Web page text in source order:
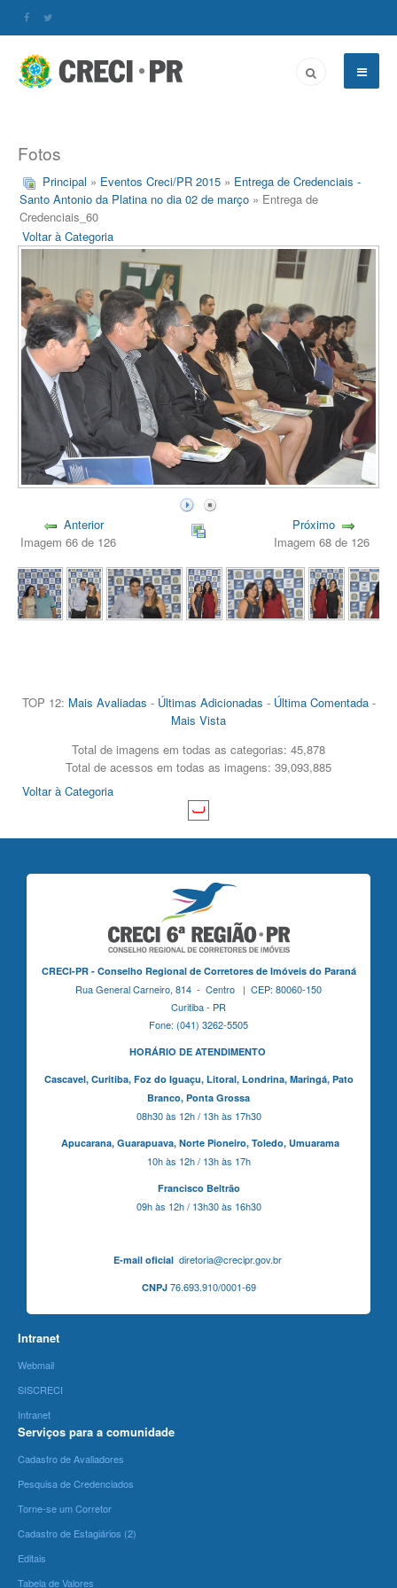
Fotos
Principal » Eventos Creci/PR 2015 » Entrega de Credenciais -
Santo Antonio da Platina no dia 02 de março » Entrega de
Credenciais_60
Voltar à Categoria
Anterior
Imagem 66 de 126
Próximo
Imagem 68 de 126
TOP 12: Mais Avaliadas - Últimas Adicionadas - Última Comentada-
Mais Vista
Total de imagens em todas as categorias: 45,878
Total de acessos em todas as imagens: 39,093,885
Voltar à Categoria
CRECI-PR - Conselho Regional de Corretores de Imóveis do Paraná
Rua General Carneiro, 814 - Centro | CEP: 80060-150
Curitiba - PR
Fone: (041) 3262-5505
HORÁRIO DE ATENDIMENTO
Cascavel, Curitiba,Foz do Iguaçu, Litoral, Londrina, Maringá, Pato
Branco, Ponta Grossa
08h30 às 12h / 13h às 17h30
Apucarana, Guarapuava, Norte Pioneiro, Toledo, Umuarama
10h às 12h / 13h às 17h
Francisco Beltrão
09h às 12h / 13h30 às 16h30
E-mail oficialdiretoria@crecipr.gov.br
CNPJ76.693.910/0001-69
Intranet
Webmail
SISCRECI
Intranet
Serviços para a comunidade
Cadastro de Avaliadores
Pesquisa de Credenciados
Torne-se um Corretor
Cadastro de Estagiários (2)
Editais
Tabela de Valores